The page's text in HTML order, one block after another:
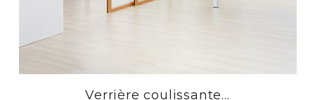
Verrière coulissante...